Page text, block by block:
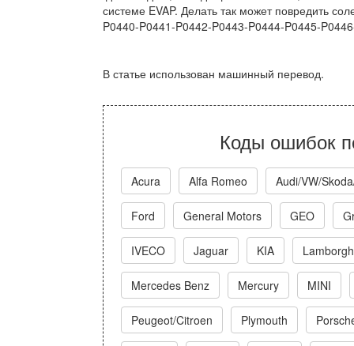
системе EVAP. Делать так может повредить
P0440-P0441-P0442-P0443-P0444-P0445-
В статье использован машинный перевод.
Коды ошибок
Acura Alfa Romeo Audi/VW/
Ford General Motors GEO
IVECO Jaguar KIA
Mercedes Benz Mercury MINI
Peugeot/Citroen Plymouth